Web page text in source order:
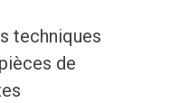
techniques
de